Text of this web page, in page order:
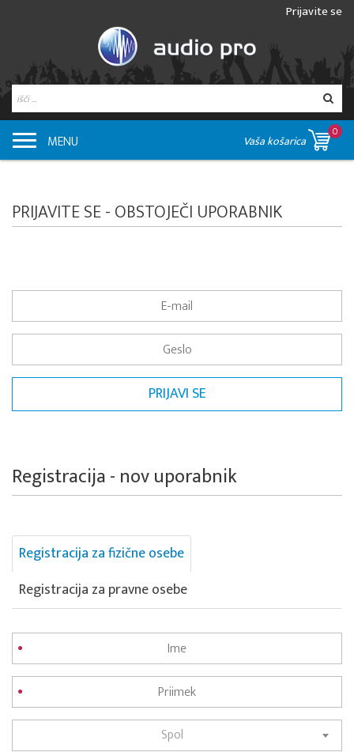
Prijavite se
MENU Vaša košarica
0
PRIJAVITE SE - OBSTOJEČI UPORABNIK
Registracija - nov uporabnik
Registracija za fizične osebe
Registracija za pravne osebe
Spol